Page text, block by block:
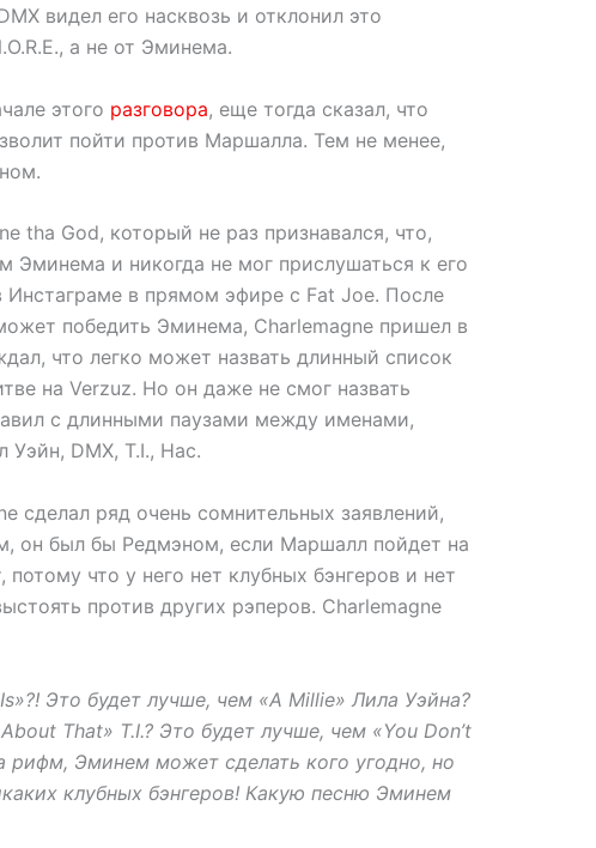
видел его насквозь и отклонил это
а не от Эминема.
этого разговора, еще тогда сказал, что
пойти против Маршалла. Тем не менее,
tha God, который не раз признавался, что,
Эминема и никогда не мог прислушаться к его
Инстаграме в прямом эфире с Fat Joe. После
победить Эминема, Charlemagne пришел в
что легко может назвать длинный список
на Verzuz. Но он даже не смог назвать
с длинными паузами между именами,
Уэйн, DMX, T.I., Нас.
сделал ряд очень сомнительных заявлений,
он был бы Редмэном, если Маршалл пойдет на
что у него нет клубных бэнгеров и нет
против других рэперов. Charlemagne
Это будет лучше, чем «A Millie» Лила Уэйна?
That» T.I.? Это будет лучше, чем «You Don’t
рифм, Эминем может сделать кого угодно, но
клубных бэнгеров! Какую песню Эминем